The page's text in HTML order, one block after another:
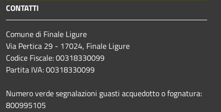
CONTATTI
Comune di Finale Ligure
Via Pertica 29 - 17024, Finale Ligure
Codice Fiscale: 00318330099
Partita IVA: 00318330099
Numero verde segnalazioni guasti acquedotto o fognatura:
800995105